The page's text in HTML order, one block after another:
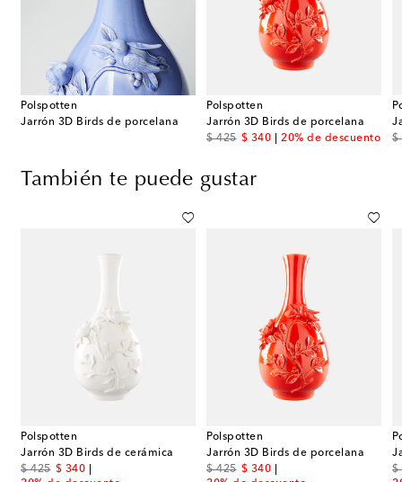
Polspotten
Jarrón 3D Birds de porcelana
Polspotten
Jarrón 3D Birds de porcelana
$ 425
original price
$ 340
discount price20% de descuento
$
También te puede gustar
Polspotten
Jarrón 3D Birds de cerámica
$ 425
original price
$ 340
discount price
Polspotten
Jarrón 3D Birds de porcelana
$ 425
original price
$ 340
discount price
$